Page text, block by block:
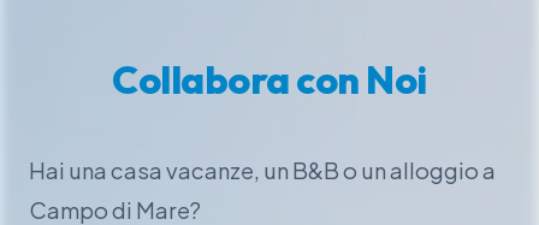
Collabora con Noi
Hai una casa vacanze, un B&B o un alloggio a
Campo di Mare?